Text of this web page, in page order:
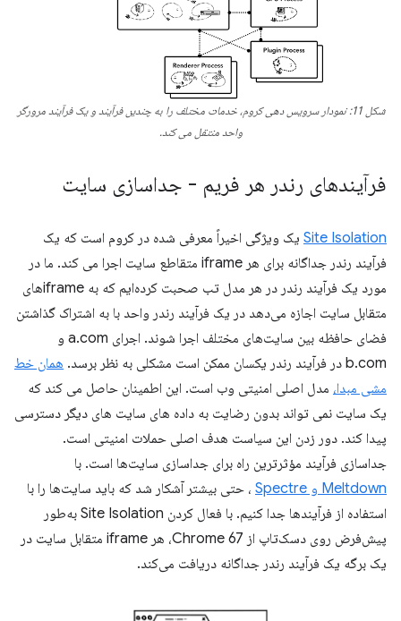
شکل 11: نمودار سرویس دهی کروم، خدمات مختلف را به چندین فرآیند و یک فرآیند مرورگر
واحد منتقل می کند.
فرآیندهای رندر هر فریم - جداسازی سایت
Site Isolation یک ویژگی اخیراً معرفی شده در کروم است که یک
فرآیند رندر جداگانه برای هر iframe متقاطع سایت اجرا می کند. ما در
مورد یک فرآیند رندر در هر مدل تب صحبت کرده‌ایم که به iframe‌های
متقابل سایت اجازه می‌دهد در یک فرآیند رندر واحد با به اشتراک گذاشتن
فضای حافظه بین سایت‌های مختلف اجرا شوند. اجرای a.com و
b.com در فرآیند رندر یکسان ممکن است مشکلی به نظر برسد.
همان خط
مشی مبدا، مدل اصلی امنیتی وب است. این اطمینان حاصل می کند که
یک سایت نمی تواند بدون رضایت به داده های سایت های دیگر دسترسی
پیدا کند. دور زدن این سیاست هدف اصلی حملات امنیتی است.
جداسازی فرآیند مؤثرترین راه برای جداسازی سایت‌ها است. با
Meltdown و Spectre
، حتی بیشتر آشکار شد که باید سایت‌ها را با
استفاده از فرآیندها جدا کنیم. با فعال کردن Site Isolation به‌طور
پیش‌فرض روی دسک‌تاپ از Chrome 67، هر iframe متقابل سایت در
یک برگه یک فرآیند رندر جداگانه دریافت می‌کند.